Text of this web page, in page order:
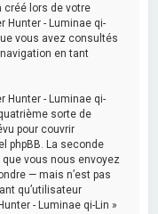
créé lors de votre
Hunter - Luminae qi-
vous avez consultés
en tant
Hunter - Luminae qi-
sorte de
pour couvrir
phpBB. La seconde
vous nous envoyez
— mais n’est pas
qu’utilisateur
- Luminae qi-Lin »